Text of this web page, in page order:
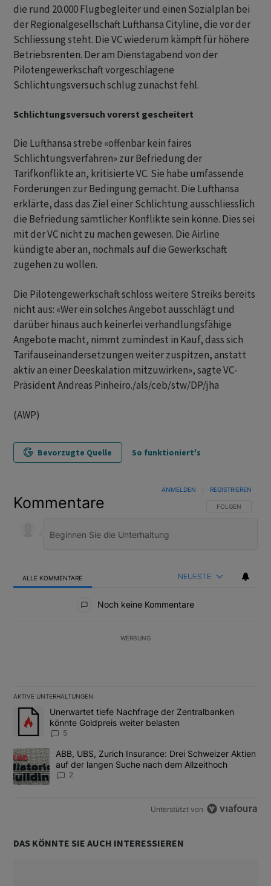
die rund 20.000 Flugbegleiter und einen Sozialplan bei
der Regionalgesellschaft Lufthansa Cityline, die vor der
Schliessung steht. Die VC wiederum kämpft für höhere
Betriebsrenten. Der am Dienstagabend von der
Pilotengewerkschaft vorgeschlagene
Schlichtungsversuch schlug zunächst fehl.
Schlichtungsversuch vorerst gescheitert
Die Lufthansa strebe «offenbar kein faires
Schlichtungsverfahren» zur Befriedung der
Tarifkonflikte an, kritisierte VC. Sie habe umfassende
Forderungen zur Bedingung gemacht. Die Lufthansa
erklärte, dass das Ziel einer Schlichtung ausschliesslich
die Befriedung sämtlicher Konflikte sein könne. Dies sei
mit der VC nicht zu machen gewesen. Die Airline
kündigte aber an, nochmals auf die Gewerkschaft
zugehen zu wollen.
Die Pilotengewerkschaft schloss weitere Streiks bereits
nicht aus: «Wer ein solches Angebot ausschlägt und
darüber hinaus auch keinerlei verhandlungsfähige
Angebote macht, nimmt zumindest in Kauf, dass sich
Tarifauseinandersetzungen weiter zuspitzen, anstatt
aktiv an einer Deeskalation mitzuwirken», sagte VC-
Präsident Andreas Pinheiro./als/ceb/stw/DP/jha
(AWP)
Bevorzugte Quelle So funktioniert's
Kommentare FOLGE DIESER
FOLGEN
ANMELDEN REGISTRIEREN
ALLE KOMMENTARE NEUESTE
Noch keine Kommentare
WERBUNG
AKTIVE UNTERHALTUNGEN
Das Folgende ist eine Liste der am meisten kommentierten
Ein Trendartikel mit dem Titel "Unerwartet tiefe Nachfrage der
Unerwartet tiefe Nachfrage der Zentralbanken
könnte Goldpreis weiter belasten
5
Ein Trendartikel mit dem Titel "ABB, UBS, Zurich Insurance:
ABB, UBS, Zurich Insurance: Drei Schweizer Aktien
auf der langen Suche nach dem Allzeithoch
2
Unterstützt von
DAS KÖNNTE SIE AUCH INTERESSIEREN